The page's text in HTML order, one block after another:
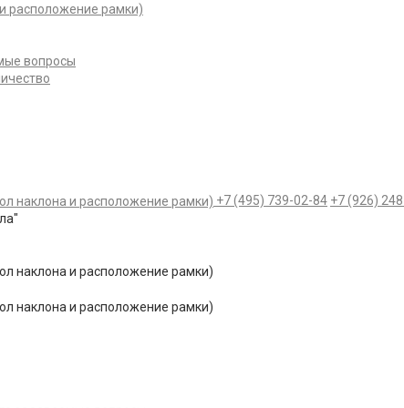
вопросы
+7 (495) 739-02-84 +7 (926)